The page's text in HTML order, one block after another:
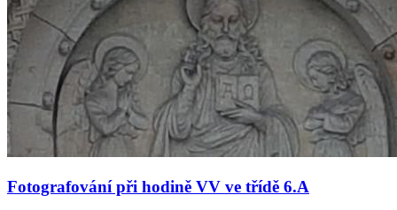
Fotografování při hodině VV ve třídě 6.A